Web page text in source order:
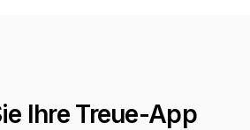
Ihre Treue-App